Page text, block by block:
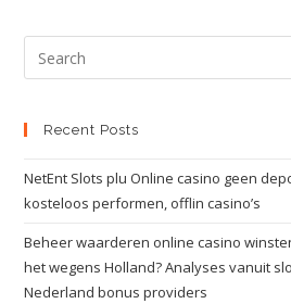
Recent Posts
NetEnt Slots plu Online casino geen
kosteloos performen, offlin casino’s
Beheer waarderen online casino
het wegens Holland? Analyses vanuit
Nederland bonus providers